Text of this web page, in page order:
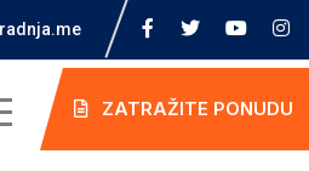
ZATRAŽITE PONUDU